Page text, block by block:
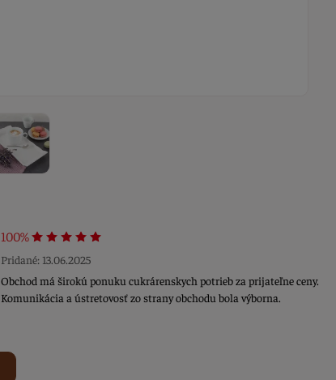
100%
Pridané: 13.06.2025
Obchod má širokú ponuku cukrárenskych potrieb za prijateľne ceny.
Komunikácia a ústretovosť zo strany obchodu bola výborna.